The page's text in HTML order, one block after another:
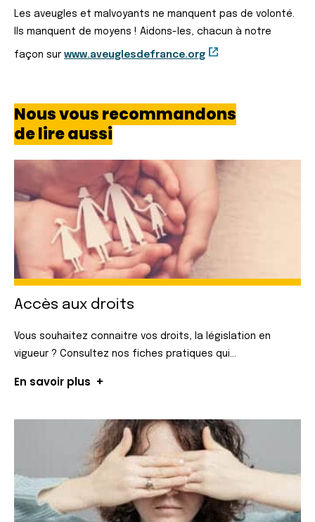
Les aveugles et malvoyants ne manquent pas de volonté.
Ils manquent de moyens ! Aidons-les, chacun à notre
façon sur www.aveuglesdefrance.org
Nous vous recommandons
de lire aussi
Accès aux droits
Vous souhaitez connaitre vos droits, la législation en
vigueur ? Consultez nos fiches pratiques qui...
En savoir plus